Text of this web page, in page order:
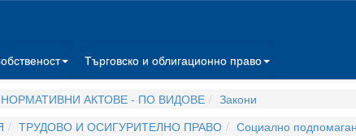
Търговско и облигационно право
НОРМАТИВНИ АКТОВЕ - ПО ВИДОВЕ
Закони
ТРУДОВО И ОСИГУРИТЕЛНО ПРАВО
Социално